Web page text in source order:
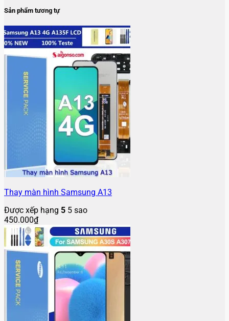
Sản phẩm tương tự
Thay màn hình Samsung A13
Được xếp hạng 5 5 sao
450.000₫